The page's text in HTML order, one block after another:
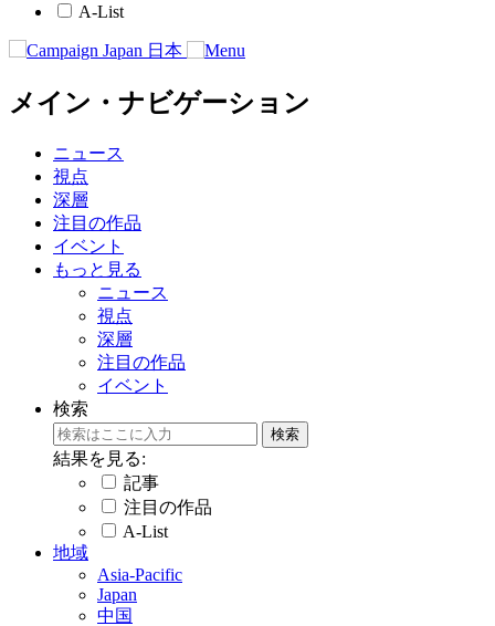
A-List
メイン・ナビゲーション
ニュース
視点
深層
注目の作品
イベント
もっと見る
ニュース
視点
深層
注目の作品
イベント
検索
結果を見る:
記事
注目の作品
A-List
地域
Asia-Pacific
Japan
中国